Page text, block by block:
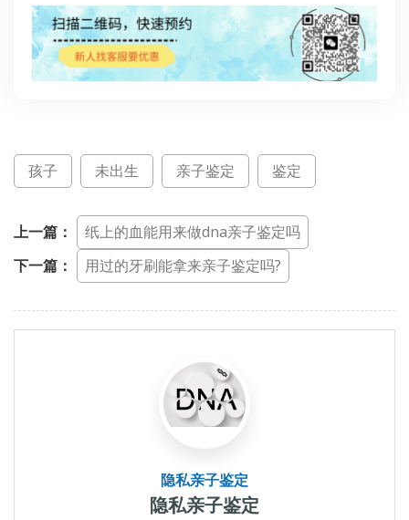
孩子 未出生 亲子鉴定 鉴定
上一篇：
纸上的血能用来做dna亲子鉴定吗
下一篇：
用过的牙刷能拿来亲子鉴定吗?
隐私亲子鉴定
隐私亲子鉴定